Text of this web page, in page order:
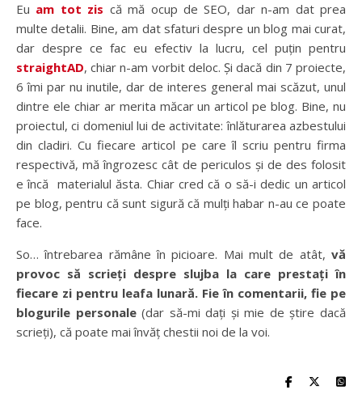
Eu am tot zis că mă ocup de SEO, dar n-am dat prea
multe detalii. Bine, am dat sfaturi despre un blog mai curat,
dar despre ce fac eu efectiv la lucru, cel puțin pentru
straightAD, chiar n-am vorbit deloc. Și dacă din 7 proiecte,
6 îmi par nu inutile, dar de interes general mai scăzut, unul
dintre ele chiar ar merita măcar un articol pe blog. Bine, nu
proiectul, ci domeniul lui de activitate: înlăturarea azbestului
din cladiri. Cu fiecare articol pe care îl scriu pentru firma
respectivă, mă îngrozesc cât de periculos și de des folosit
e încă materialul ăsta. Chiar cred că o să-i dedic un articol
pe blog, pentru că sunt sigură că mulți habar n-au ce poate
face.
So… întrebarea rămâne în picioare. Mai mult de atât, vă
provoc să scrieți despre slujba la care prestați în
fiecare zi pentru leafa lunară. Fie în comentarii, fie pe
blogurile personale(dar să-mi dați și mie de știre dacă
scrieți), că poate mai învăț chestii noi de la voi.